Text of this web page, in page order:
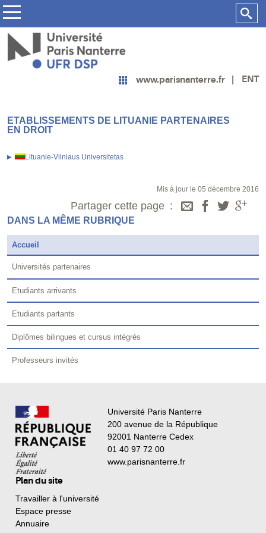
www.parisnanterre.fr ENT
ETABLISSEMENTS DE LITUANIE PARTENAIRES
EN DROIT
Lituanie-Vilniaus Universitetas
Mis à jour le 05 décembre 2016
Partager cette page
DANS LA MÊME RUBRIQUE
Accueil
Universités partenaires
Etudiants arrivants
Etudiants partants
Diplômes bilingues et cursus intégrés
Professeurs invités
Université Paris Nanterre
200 avenue de la République
92001 Nanterre Cedex
01 40 97 72 00
www.parisnanterre.fr
Plan du site
Travailler à l'université
Espace presse
Annuaire